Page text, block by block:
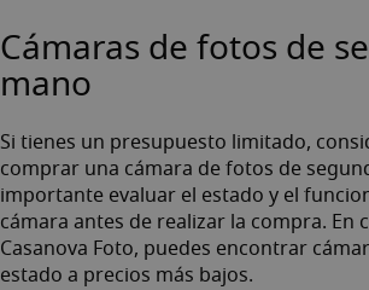
Cámaras de fotos de
mano
Si tienes un presupuesto limitado,
comprar una cámara de fotos de
importante evaluar el estado y el
cámara antes de realizar la compra. En
Casanova Foto, puedes encontrar
estado a precios más bajos.